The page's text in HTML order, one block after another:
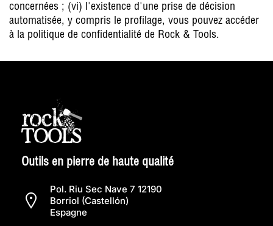
concernées ; (vi) l'existence d'une prise de décision
automatisée, y compris le profilage, vous pouvez accéder
à la politique de confidentialité de Rock & Tools.
Outils en pierre de haute qualité
Pol. Riu Sec Nave 7 12190
Borriol (Castellón)
Espagne